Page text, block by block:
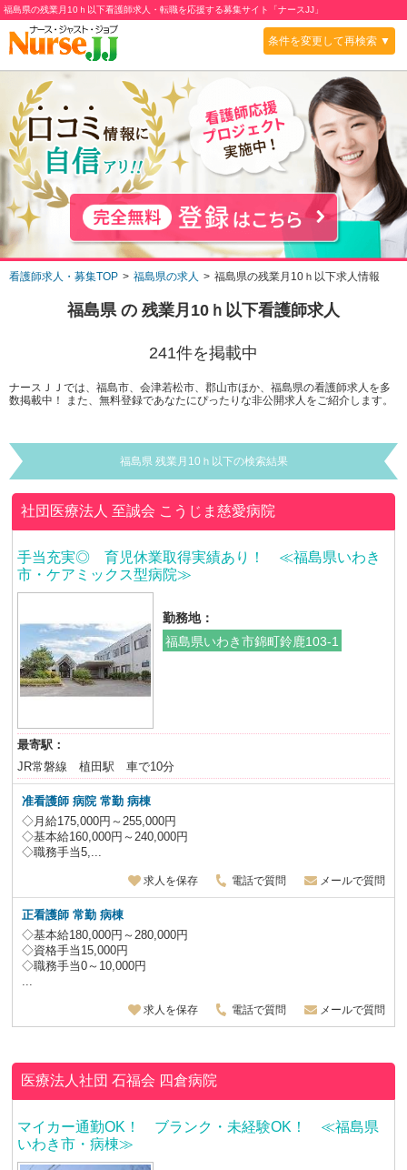
福島県の残業月10ｈ以下看護師求人・転職を応援する募集サイト「ナースJJ」
条件を変更して再検索 ▼
看護師求人・募集TOP 福島県の求人 福島県の残業月10ｈ以下求人情報
福島県の 残業月10ｈ以下看護師求人
241件を掲載中
ナースＪＪでは、福島市、会津若松市、郡山市ほか、福島県の看護師求人を多
数掲載中！ また、無料登録であなたにぴったりな非公開求人をご紹介します。
福島県 残業月10ｈ以下の検索結果
社団医療法人 至誠会 こうじま慈愛病院
手当充実◎ 育児休業取得実績あり！ ≪福島県いわき
市・ケアミックス型病院≫
勤務地：
福島県いわき市錦町鈴鹿103-1
最寄駅：
JR常磐線 植田駅 車で10分
准看護師 病院 常勤 病棟
◇月給175,000円～255,000円
◇基本給160,000円～240,000円
◇職務手当5,...
求人を保存 電話で質問 メールで質問
正看護師 常勤 病棟
◇基本給180,000円～280,000円
◇資格手当15,000円
◇職務手当0～10,000円
...
求人を保存 電話で質問 メールで質問
医療法人社団 石福会 四倉病院
マイカー通勤OK！ ブランク・未経験OK！ ≪福島県
いわき市・病棟≫